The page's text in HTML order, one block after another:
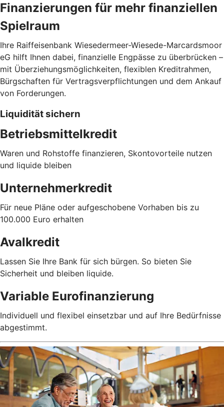
Finanzierungen für mehr finanziellen
Spielraum
Ihre Raiffeisenbank Wiesedermeer-Wiesede-Marcardsmoor
eG hilft Ihnen dabei, finanzielle Engpässe zu überbrücken –
mit Überziehungsmöglichkeiten, flexiblen Kreditrahmen,
Bürgschaften für Vertragsverpflichtungen und dem Ankauf
von Forderungen.
Liquidität sichern
Betriebsmittelkredit
Waren und Rohstoffe finanzieren, Skontovorteile nutzen
und liquide bleiben
Unternehmerkredit
Für neue Pläne oder aufgeschobene Vorhaben bis zu
100.000 Euro erhalten
Avalkredit
Lassen Sie Ihre Bank für sich bürgen. So bieten Sie
Sicherheit und bleiben liquide.
Variable Eurofinanzierung
Individuell und flexibel einsetzbar und auf Ihre Bedürfnisse
abgestimmt.